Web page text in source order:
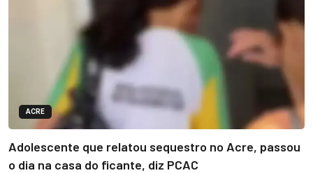
ACRE
Adolescente que relatou sequestro no Acre, passou
o dia na casa do ficante, diz PCAC